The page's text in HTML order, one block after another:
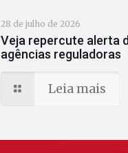
28 de julho de 2026
Veja repercute alerta
agências reguladoras
Leia mais